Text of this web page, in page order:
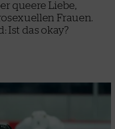
queere Liebe,
Frauen.
Ist das okay?